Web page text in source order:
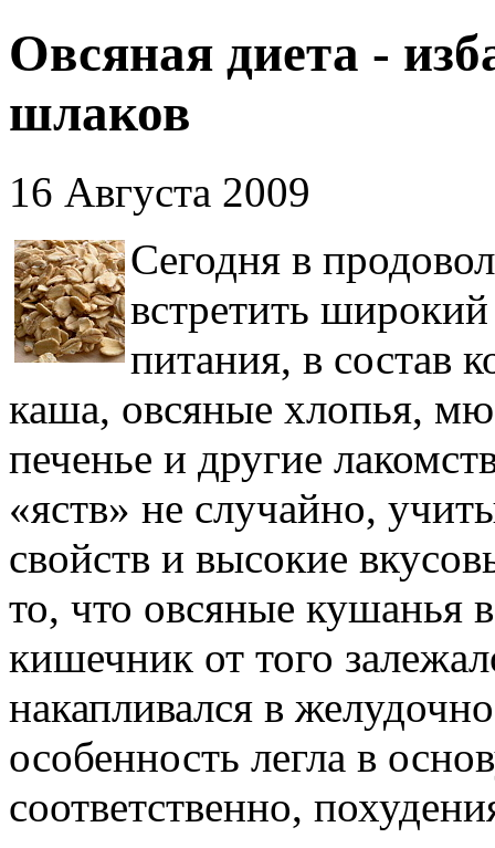
Овсяная диета -
шлаков
16 Августа 2009
Сегодня в
встретить
питания, в состав
каша, овсяные хлопья,
печенье и другие
«яств» не случайно,
свойств и высокие
то, что овсяные кушанья
кишечник от того
накапливался в
особенность легла в
соответственно,